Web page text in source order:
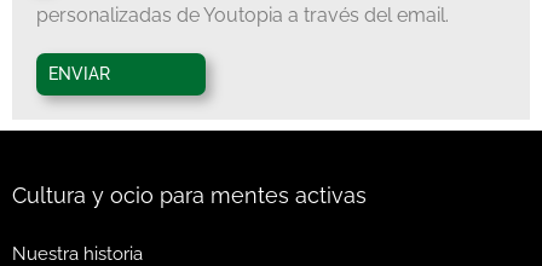
personalizadas de Youtopia a través del email.
ENVIAR
Cultura y ocio para mentes activas
Nuestra historia